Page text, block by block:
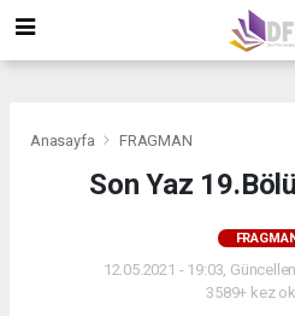
Anasayfa FRAGMAN
Son Yaz
12.05.2021 - 19:03,
3589+ kez